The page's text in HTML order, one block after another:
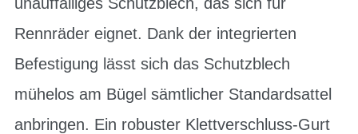
Rennräder eignet. Dank der integrierten
Befestigung lässt sich das Schutzblech
mühelos am Bügel sämtlicher Standardsattel
anbringen. Ein robuster Klettverschluss-Gurt